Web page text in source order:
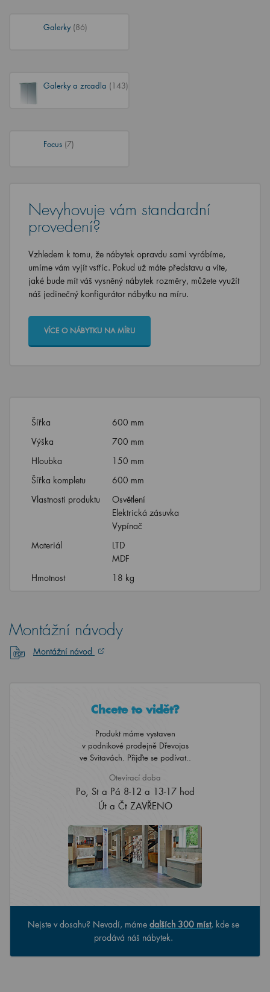
Galerky (86)
Galerky a zrcadla (143)
Focus (7)
Nevyhovuje vám standardní
provedení?
Vzhledem k tomu, že nábytek opravdu sami vyrábíme,
umíme vám vyjít vstříc. Pokud už máte představu a víte,
jaké bude mít váš vysněný nábytek rozměry, můžete využít
náš jedinečný konfigurátor nábytku na míru.
VÍCE O NÁBYTKU NA MÍRU
Šířka
600 mm
Výška
700 mm
Hloubka
150 mm
Šířka kompletu
600 mm
Vlastnosti produktu
Osvětlení
Elektrická zásuvka
Vypínač
Materiál
LTD
MDF
Hmotnost
18 kg
Montážní návody
Montážní návod
Chcete to vidět?
Produkt máme vystaven
v podnikové prodejně Dřevojas
ve Svitavách. Přijďte se podívat..
Otevírací doba
Po, St a Pá 8-12 a 13-17 hod
Út a Čt ZAVŘENO
Nejste v dosahu? Nevadí, máme dalších 300 míst, kde se
prodává náš nábytek.